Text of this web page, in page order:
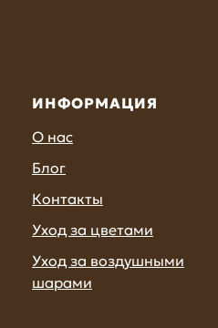
ИНФОРМАЦИЯ
О нас
Блог
Контакты
Уход за цветами
Уход за воздушными
шарами